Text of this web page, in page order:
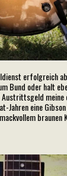
erfolgreich
Bund oder halt
Austrittsgeld
Jahren eine
braunen